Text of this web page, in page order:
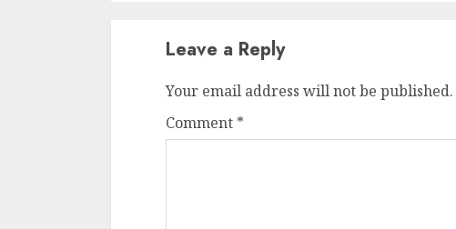
Leave a Reply
Your email address will not be published.
Comment *